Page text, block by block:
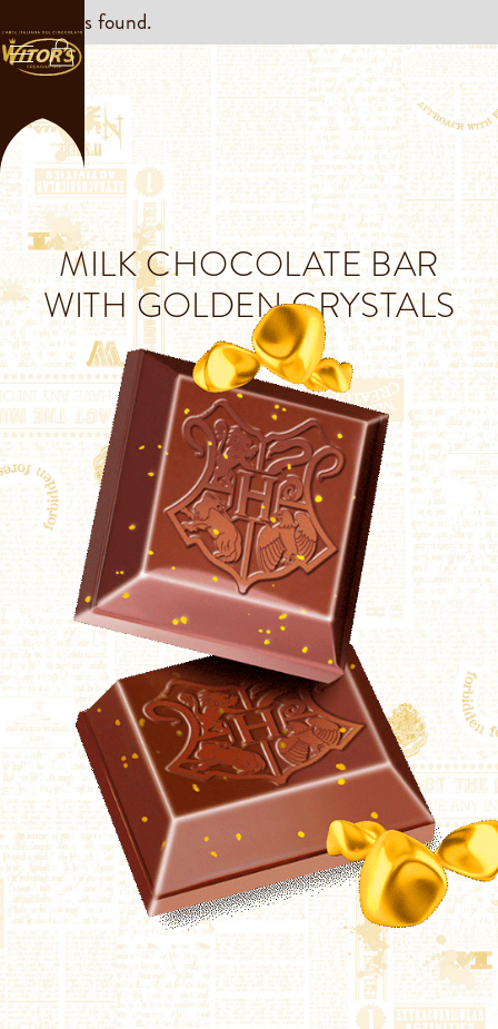
No items found.
MILK CHOCOLATE BAR
WITH GOLDEN CRYSTALS